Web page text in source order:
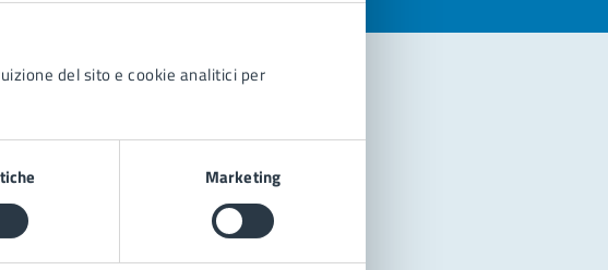
del sito e cookie analitici per
Marketing